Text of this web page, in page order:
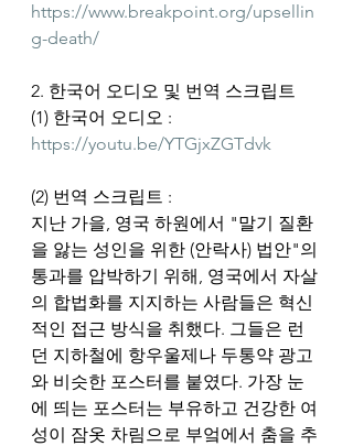
https://www.breakpoint.org/upsellin
g-death/
2. 한국어 오디오 및 번역 스크립트
(1) 한국어 오디오 :
https://youtu.be/YTGjxZGTdvk
(2) 번역 스크립트 :
지난 가을, 영국 하원에서 "말기 질환
을 앓는 성인을 위한 (안락사) 법안"의
통과를 압박하기 위해, 영국에서 자살
의 합법화를 지지하는 사람들은 혁신
적인 접근 방식을 취했다. 그들은 런
던 지하철에 항우울제나 두통약 광고
와 비슷한 포스터를 붙였다. 가장 눈
에 띄는 포스터는 부유하고 건강한 여
성이 잠옷 차림으로 부엌에서 춤을 추